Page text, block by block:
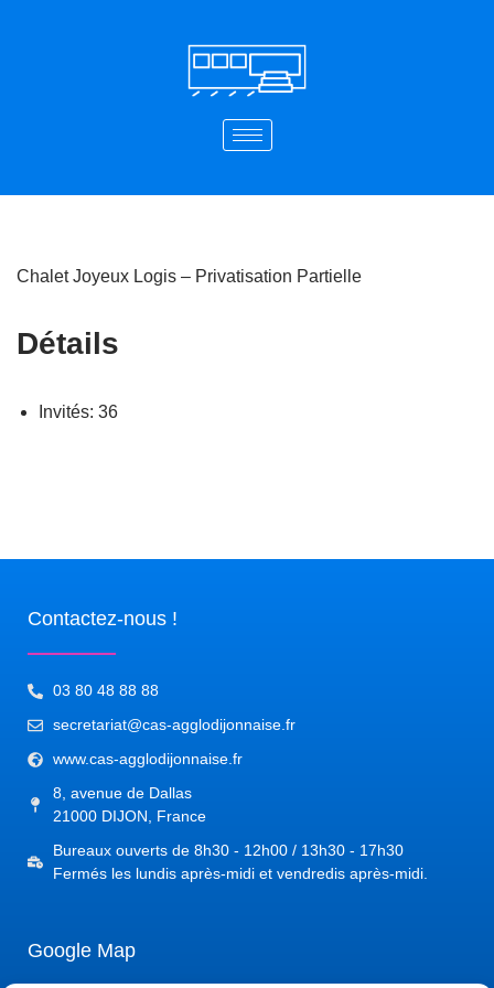
Chalet Joyeux Logis – Privatisation Partielle
Détails
Invités: 36
Contactez-nous !
03 80 48 88 88
secretariat@cas-agglodijonnaise.fr
www.cas-agglodijonnaise.fr
8, avenue de Dallas
21000 DIJON, France
Bureaux ouverts de 8h30 - 12h00 / 13h30 - 17h30
Fermés les lundis après-midi et vendredis après-midi.
Google Map